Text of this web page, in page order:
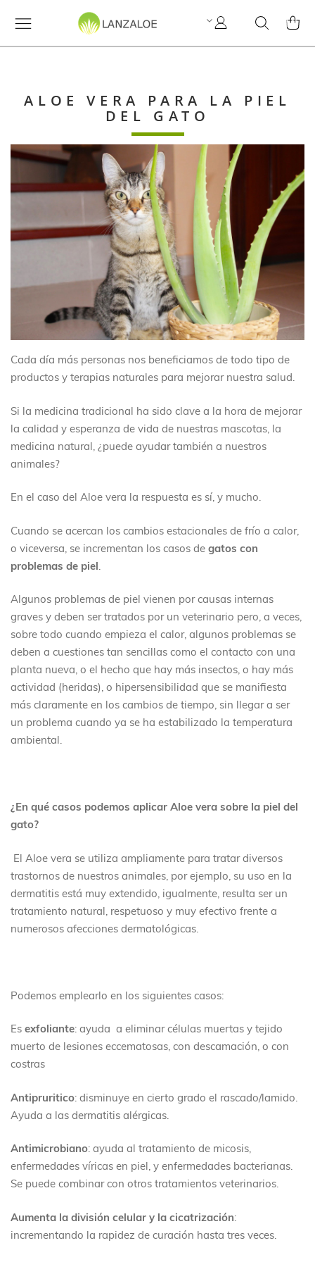
Search
Mi
cuenta
MI
ALOE VERA PARA LA PIEL
DEL GATO
Cada día más personas nos beneficiamos de todo tipo de
productos y terapias naturales para mejorar nuestra salud.
Si la medicina tradicional ha sido clave a la hora de mejorar
la calidad y esperanza de vida de nuestras mascotas, la
medicina natural, ¿puede ayudar también a nuestros
animales?
En el caso del Aloe vera la respuesta es sí, y mucho.
Cuando se acercan los cambios estacionales de frío a calor,
o viceversa, se incrementan los casos de gatos con
problemas de piel.
Algunos problemas de piel vienen por causas internas
graves y deben ser tratados por un veterinario pero, a veces,
sobre todo cuando empieza el calor, algunos problemas se
deben a cuestiones tan sencillas como el contacto con una
planta nueva, o el hecho que hay más insectos, o hay más
actividad (heridas), o hipersensibilidad que se manifiesta
más claramente en los cambios de tiempo, sin llegar a ser
un problema cuando ya se ha estabilizado la temperatura
ambiental.
¿En qué casos podemos aplicar Aloe vera sobre la piel del
gato?
El Aloe vera se utiliza ampliamente para tratar diversos
trastornos de nuestros animales, por ejemplo, su uso en la
dermatitis está muy extendido, igualmente, resulta ser un
tratamiento natural, respetuoso y muy efectivo frente a
numerosos afecciones dermatológicas.
Podemos emplearlo en los siguientes casos:
Es exfoliante: ayuda a eliminar células muertas y tejido
muerto de lesiones eccematosas, con descamación, o con
costras
Antipruritico: disminuye en cierto grado el rascado/lamido.
Ayuda a las dermatitis alérgicas.
Antimicrobiano: ayuda al tratamiento de micosis,
enfermedades víricas en piel, y enfermedades bacterianas.
Se puede combinar con otros tratamientos veterinarios.
Aumenta la división celular y la cicatrización:
incrementando la rapidez de curación hasta tres veces.